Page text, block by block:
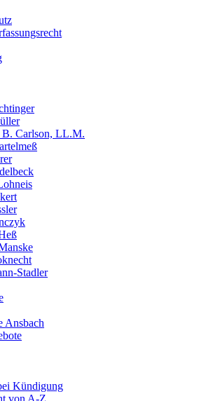
B. Carlson, LL.M.
Stadler
Ansbach
Kündigung
von A-Z